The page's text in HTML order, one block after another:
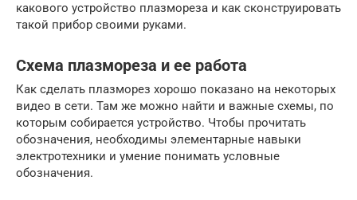
какового устройство плазмореза и как сконструировать
такой прибор своими руками.
Схема плазмореза и ее работа
Как сделать плазморез хорошо показано на некоторых
видео в сети. Там же можно найти и важные схемы, по
которым собирается устройство. Чтобы прочитать
обозначения, необходимы элементарные навыки
электротехники и умение понимать условные
обозначения.